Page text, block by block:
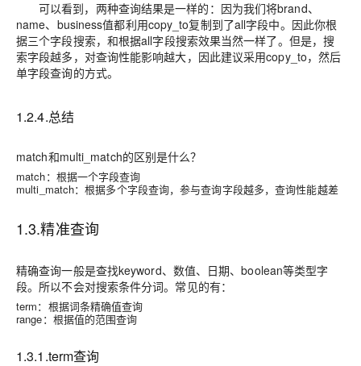
可以看到，两种查询结果是一样的：因为我们将brand、
name、business值都利用copy_to复制到了all字段中。因此你根
据三个字段搜索，和根据all字段搜索效果当然一样了。但是，搜
索字段越多，对查询性能影响越大，因此建议采用copy_to，然后
单字段查询的方式。
1.2.4.总结
match和multi_match的区别是什么？
match：根据一个字段查询
multi_match：根据多个字段查询，参与查询字段越多，查询性能越差
1.3.精准查询
精确查询一般是查找keyword、数值、日期、boolean等类型字
段。所以不会对搜索条件分词。常见的有：
term：根据词条精确值查询
range：根据值的范围查询
1.3.1.term查询